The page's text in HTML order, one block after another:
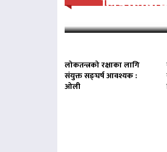
लोकतन्त्रको रक्षाका लागि
संयुक्त सङ्घर्ष आवश्यक :
ओली